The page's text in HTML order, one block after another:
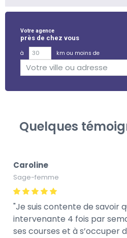
Votre agence
près de chez vous
à
km ou moins de
Quelques
Caroline
Sage-femme
Je suis contente de savoir
intervenante 4 fois par
ses courses et à s’occuper